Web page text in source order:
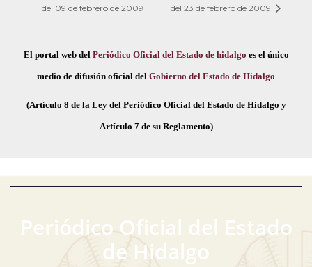
del 09 de febrero de 2009 del 23 de febrero de 2009
El portal web del Periódico Oficial del Estado de hidalgo es el único
medio de difusión oficial del Gobierno del Estado de Hidalgo
(Artículo 8 de la Ley del Periódico Oficial del Estado de Hidalgo y
Artículo 7 de su Reglamento)
Periódico Oficial del Estado
de Hidalgo